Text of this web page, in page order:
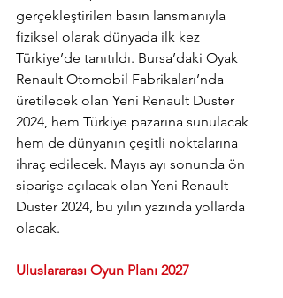
gerçekleştirilen basın lansmanıyla
fiziksel olarak dünyada ilk kez
Türkiye’de tanıtıldı. Bursa’daki Oyak
Renault Otomobil Fabrikaları’nda
üretilecek olan Yeni Renault Duster
2024, hem Türkiye pazarına sunulacak
hem de dünyanın çeşitli noktalarına
ihraç edilecek. Mayıs ayı sonunda ön
siparişe açılacak olan Yeni Renault
Duster 2024, bu yılın yazında yollarda
olacak.
Uluslararası Oyun Planı 2027